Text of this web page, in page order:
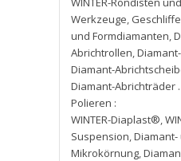
Werkzeuge,
und Formdiamanten,
Abrichtrollen,
Diamant-
Diamant-Abrichträder .
Polieren :
WINTER-Diaplast®,
Suspension,
Mikrokörnung,